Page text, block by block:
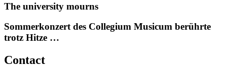
The university mourns
Sommerkonzert des Collegium Musicum berührte
trotz Hitze …
Contact